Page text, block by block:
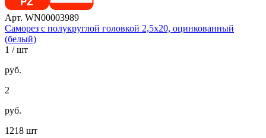
Арт. WN00003989
Саморез с полукруглой головкой 2,5х20, оцинкованный
(белый)
1 / шт
руб.
2
руб.
1218 шт